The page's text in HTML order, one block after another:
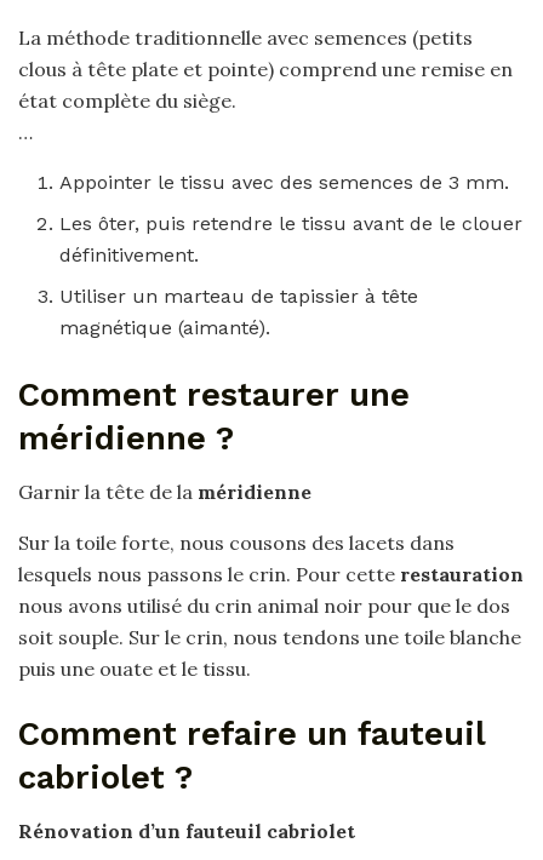
La méthode traditionnelle avec semences (petits
clous à tête plate et pointe) comprend une remise en
état complète du siège.
…
Appointer le tissu avec des semences de 3 mm.
Les ôter, puis retendre le tissu avant de le clouer
définitivement.
Utiliser un marteau de tapissier à tête
magnétique (aimanté).
Comment restaurer une
méridienne ?
Garnir la tête de la méridienne
Sur la toile forte, nous cousons des lacets dans
lesquels nous passons le crin. Pour cette restauration
nous avons utilisé du crin animal noir pour que le dos
soit souple. Sur le crin, nous tendons une toile blanche
puis une ouate et le tissu.
Comment refaire un fauteuil
cabriolet ?
Rénovation d’un fauteuil cabriolet